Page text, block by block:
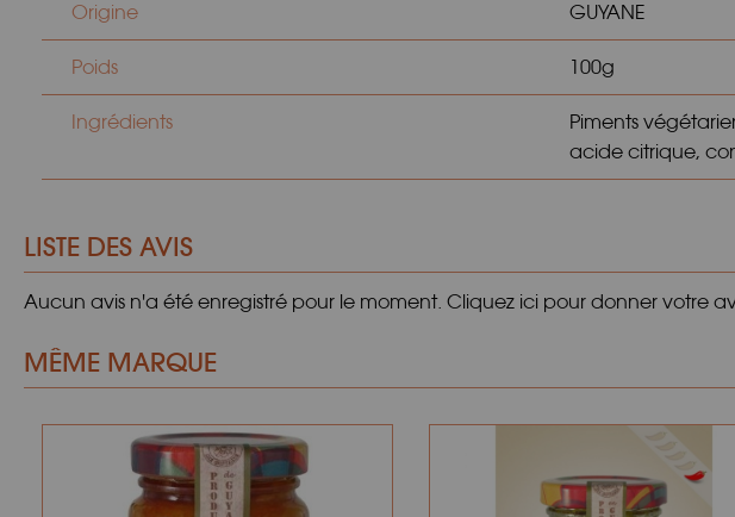
Origine GUYANE
Poids 100g
Ingrédients
Piments
acide citrique,
LISTE DES AVIS
Aucun avis n'a été enregistré pour le moment. Cliquez ici pour donner votre
MÊME MARQUE